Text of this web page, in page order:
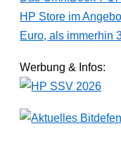
HP Store im
Euro, als immerhin
Werbung & Infos: